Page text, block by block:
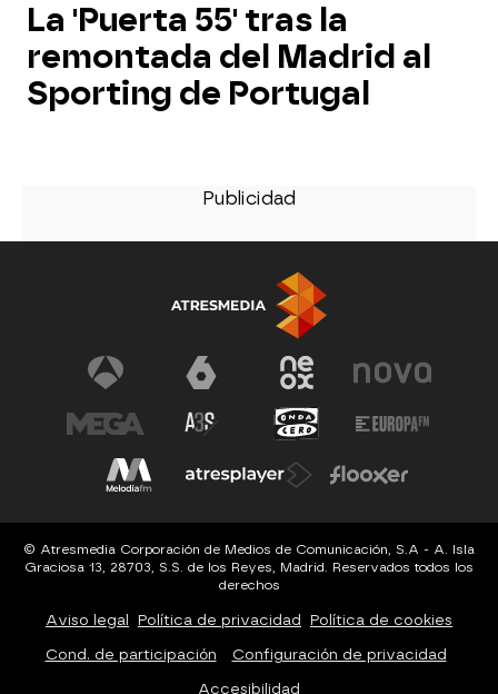
La 'Puerta 55' tras la
remontada del Madrid al
Sporting de Portugal
© Atresmedia Corporación de Medios de Comunicación, S.A - A. Isla
Graciosa 13, 28703, S.S. de los Reyes, Madrid. Reservados todos los
derechos
Aviso legal Política de privacidad Política de cookies
Cond. de participación Configuración de privacidad
Accesibilidad